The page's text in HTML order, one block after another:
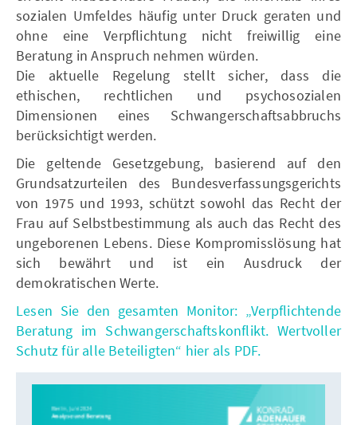
sozialen Umfeldes häufig unter Druck geraten und
ohne eine Verpflichtung nicht freiwillig eine
Beratung in Anspruch nehmen würden.
Die aktuelle Regelung stellt sicher, dass die
ethischen, rechtlichen und psychosozialen
Dimensionen eines Schwangerschaftsabbruchs
berücksichtigt werden.
Die geltende Gesetzgebung, basierend auf den
Grundsatzurteilen des Bundesverfassungsgerichts
von 1975 und 1993, schützt sowohl das Recht der
Frau auf Selbstbestimmung als auch das Recht des
ungeborenen Lebens. Diese Kompromisslösung hat
sich bewährt und ist ein Ausdruck der
demokratischen Werte.
Lesen Sie den gesamten Monitor: „Verpflichtende
Beratung im Schwangerschaftskonflikt. Wertvoller
Schutz für alle Beteiligten“ hier als PDF.